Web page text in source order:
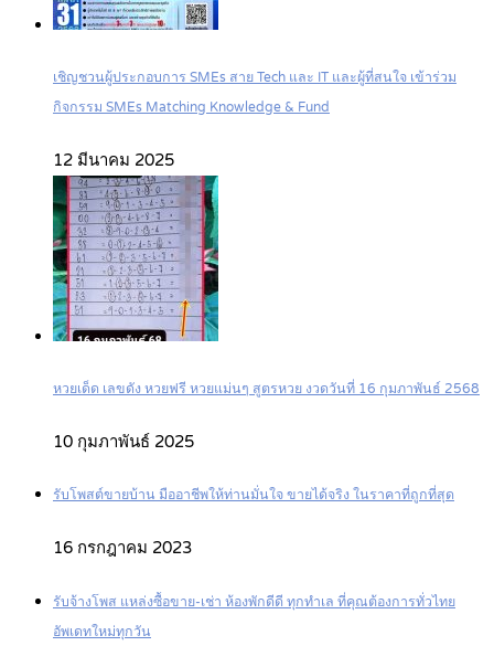
เชิญชวนผู้ประกอบการ SMEs สาย Tech และ IT และผู้ที่สนใจ เข้าร่วม
กิจกรรม SMEs Matching Knowledge & Fund
12 มีนาคม 2025
หวยเด็ด เลขดัง หวยฟรี หวยแม่นๆ สูตรหวย งวดวันที่ 16 กุมภาพันธ์ 2568
10 กุมภาพันธ์ 2025
รับโพสต์ขายบ้าน มืออาชีพให้ท่านมั่นใจ ขายได้จริง ในราคาที่ถูกที่สุด
16 กรกฎาคม 2023
รับจ้างโพส แหล่งซื้อขาย-เช่า ห้องพักดีดี ทุกทำเล ที่คุณต้องการทั่วไทย
อัพเดทใหม่ทุกวัน